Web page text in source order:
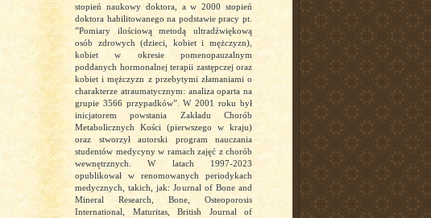
stopień naukowy doktora, a w 2000 stopień
doktora habilitowanego na podstawie pracy pt.
”Pomiary ilościową metodą ultradźwiękową
osób zdrowych (dzieci, kobiet i mężczyzn),
kobiet w okresie pomenopauzalnym
poddanych hormonalnej terapii zastępczej oraz
kobiet i mężczyzn z przebytymi złamaniami o
charakterze atraumatycznym: analiza oparta na
grupie 3566 przypadków”. W 2001 roku był
inicjatorem powstania Zakładu Chorób
Metabolicznych Kości (pierwszego w kraju)
oraz stworzył autorski program nauczania
studentów medycyny w ramach zajęć z chorób
wewnętrznych. W latach 1997-2023
opublikował w renomowanych periodykach
medycznych, takich, jak: Journal of Bone and
Mineral Research, Bone, Osteoporosis
International, Maturitas, British Journal of